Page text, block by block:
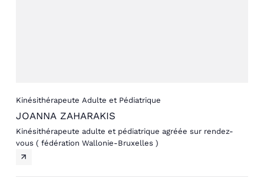
Kinésithérapeute Adulte et Pédiatrique
JOANNA ZAHARAKIS
Kinésithérapeute adulte et pédiatrique agréée sur rendez-
vous ( fédération Wallonie-Bruxelles )